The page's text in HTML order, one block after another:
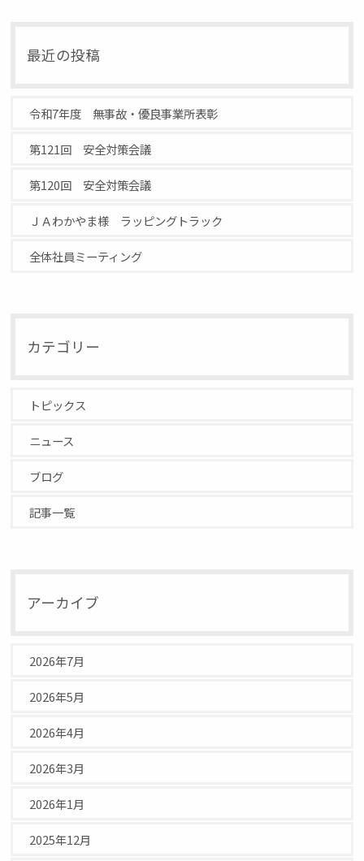
最近の投稿
令和7年度 無事故・優良事業所表彰
第121回 安全対策会議
第120回 安全対策会議
ＪＡわかやま様 ラッピングトラック
全体社員ミーティング
カテゴリー
トピックス
ニュース
ブログ
記事一覧
アーカイブ
2026年7月
2026年5月
2026年4月
2026年3月
2026年1月
2025年12月